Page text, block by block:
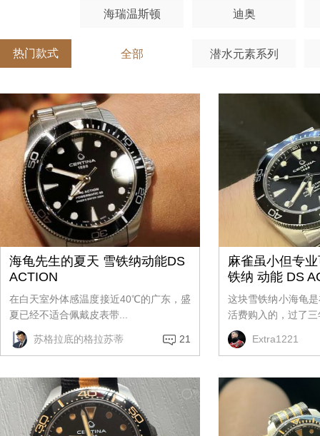
海瑞温斯顿 迪奥
热门款式 全部 潜水元素系列
海龟先生的夏天 雪铁纳动能DS
ACTION
在白天室外体感温度接近40℃的广东，盛
夏已经不适合佩戴皮表带...
苏格拉底的格拉苏蒂 21
麻雀虽小但专
铁纳 动能 DS
这块雪铁纳小海龟
活费购入的，过了
Extra1221